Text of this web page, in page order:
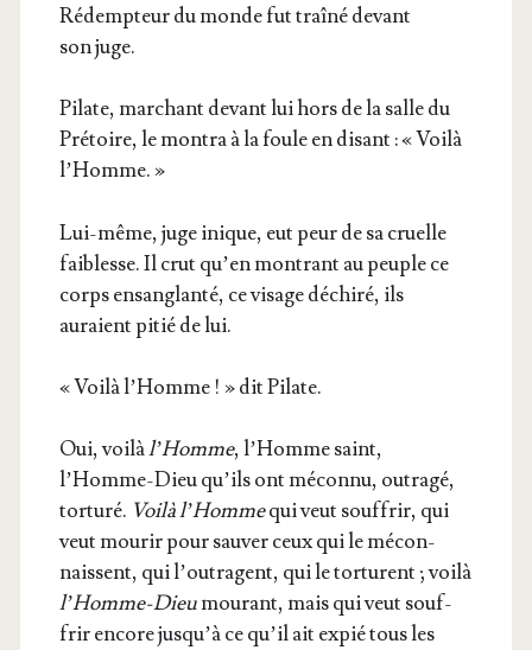
Rédemp­teur du monde fut traî­né devant
son juge.
Pilate, mar­chant devant lui hors de la salle du
Pré­toire, le mon­tra à la foule en disant : « Voi­là
l’Homme. »
Lui-même, juge inique, eut peur de sa cruelle
fai­blesse. Il crut qu’en mon­trant au peuple ce
corps ensan­glan­té, ce visage déchi­ré, ils
auraient pitié de lui.
« Voi­là l’Homme ! » dit Pilate.
Oui, voi­làl’Homme, l’Homme saint,
l’Homme-Dieu qu’ils ont mécon­nu, outra­gé,
tor­tu­ré. Voi­là l’Hommequi veut souf­frir, qui
veut mou­rir pour sau­ver ceux qui le mécon­
naissent, qui l’outragent, qui le tor­turent ; voi­là
l’Homme-Dieumou­rant, mais qui veut souf­
frir encore jusqu’à ce qu’il ait expié tous les